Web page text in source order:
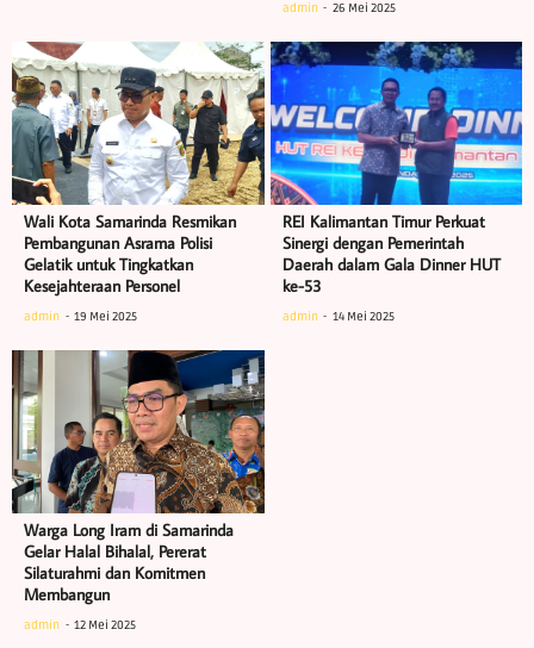
admin 26 Mei 2025
Wali Kota Samarinda Resmikan
Pembangunan Asrama Polisi
Gelatik untuk Tingkatkan
Kesejahteraan Personel
admin 19 Mei 2025
REI Kalimantan Timur Perkuat
Sinergi dengan Pemerintah
Daerah dalam Gala Dinner HUT
ke-53
admin 14 Mei 2025
Warga Long Iram di Samarinda
Gelar Halal Bihalal, Pererat
Silaturahmi dan Komitmen
Membangun
admin 12 Mei 2025